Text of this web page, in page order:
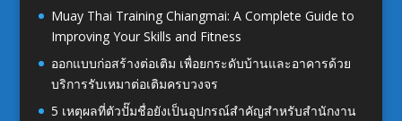
Muay Thai Training Chiangmai: A Complete Guide to
Improving Your Skills and Fitness
ออกแบบก่อสร้างต่อเติม เพื่อยกระดับบ้านและอาคารด้วย
บริการรับเหมาต่อเติมครบวงจร
5 เหตุผลที่ตัวปั๊มชื่อยังเป็นอุปกรณ์สำคัญสำหรับสำนักงาน